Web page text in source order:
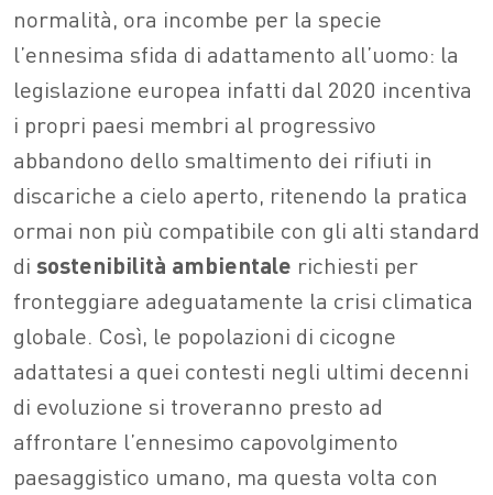
normalità, ora incombe per la specie
l’ennesima sfida di adattamento all’uomo: la
legislazione europea infatti dal 2020 incentiva
i propri paesi membri al progressivo
abbandono dello smaltimento dei rifiuti in
discariche a cielo aperto, ritenendo la pratica
ormai non più compatibile con gli alti standard
di sostenibilità ambientale richiesti per
fronteggiare adeguatamente la crisi climatica
globale. Così, le popolazioni di cicogne
adattatesi a quei contesti negli ultimi decenni
di evoluzione si troveranno presto ad
affrontare l’ennesimo capovolgimento
paesaggistico umano, ma questa volta con